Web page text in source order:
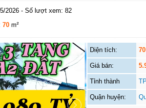
2026 - Số lượt xem: 82
70 m²
Diện tích: 70
Giá bán:
Tỉnh thành
Quận huyện: